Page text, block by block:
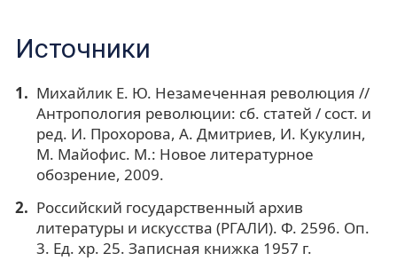
Источники
Михайлик Е. Ю. Незамеченная революция //
Антропология революции: сб. статей / сост. и
ред. И. Прохорова, А. Дмитриев, И. Кукулин,
М. Майофис. М.: Новое литературное
обозрение, 2009.
Российский государственный архив
литературы и искусства (РГАЛИ). Ф. 2596. Оп.
3. Ед. хр. 25. Записная книжка 1957 г.